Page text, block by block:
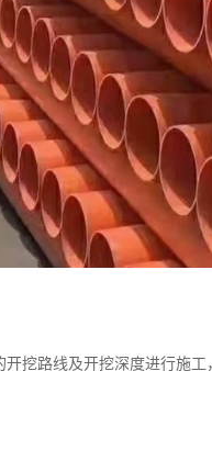
挖路线及开挖深度进行施